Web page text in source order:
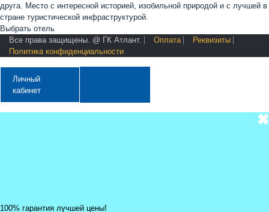
друга. Место с интересной историей, изобильной природой и с лучшей в
стране туристической инфраструктурой.
Выбрать отель
Все права защищены. @ ГК Атлант. ⎸ Оплата ⎸ Реквизиты ⎸
Политика конфиденциальности
Личный
кабинет
✖
100% гарантия лучшей цены!